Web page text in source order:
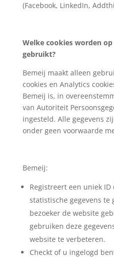
(Facebook, LinkedIn,
Welke cookies worden
gebruikt?
Bemeij maakt alleen
cookies en Analytics
Bemeij is, in
van Autoriteit
ingesteld. Alle gegevens
onder geen voorwaarde
Bemeij:
Registreert een uniek
statistische gegevens te
bezoeker de website
gebruiken deze
website te verbeteren.
Checkt of u ingelogd